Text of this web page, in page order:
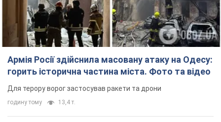
годину тому 13,4 т.
Росія стягнула під Москву три кола захисту
ППО: Зеленський пообіцяв "знаходити
технології" протидії
Президент заявив, що навіть посилена система
українських ударів
10 годин тому 86,3 т.